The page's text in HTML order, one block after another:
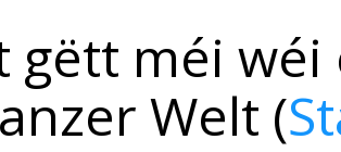
gëtt méi
Welt (